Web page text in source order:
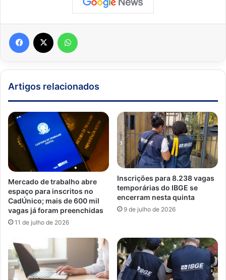
Facebook
Artigos relacionados
Mercado de trabalho abre
espaço para inscritos no
CadÚnico; mais de 600 mil
vagas já foram preenchidas
11 de julho de 2026
Inscrições para 8.238 vagas
temporárias do IBGE se
encerram nesta quinta
9 de julho de 2026